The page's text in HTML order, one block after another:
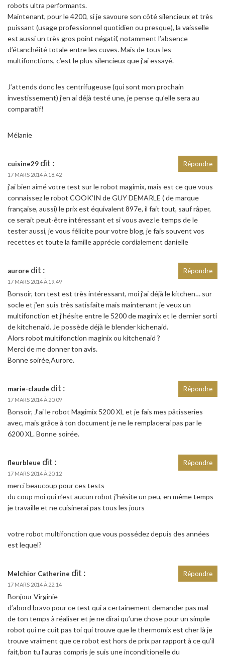
robots ultra performants.
Maintenant, pour le 4200, si je savoure son côté silencieux et très
puissant (usage professionnel quotidien ou presque), la vaisselle
est aussi un très gros point négatif, notamment l’absence
d’étanchéité totale entre les cuves. Mais de tous les
multifonctions, c’est le plus silencieux que j’ai essayé.
J’attends donc les centrifugeuse (qui sont mon prochain
investissement) j’en ai déjà testé une, je pense qu’elle sera au
comparatif!
Mélanie
cuisine29 dit :
17 MARS 2014 À 18:42
j’ai bien aimé votre test sur le robot magimix, mais est ce que vous
connaissez le robot COOK’IN de GUY DEMARLE ( de marque
française, aussi) le prix est équivalent 897e, il fait tout, sauf râper,
ce serait peut-être intéressant et si vous avez le temps de le
tester aussi, je vous félicite pour votre blog, je fais souvent vos
recettes et toute la famille apprécie cordialement danielle
Répondre
aurore dit :
17 MARS 2014 À 19:49
Bonsoir, ton test est très intéressant, moi j’ai déjà le kitchen… sur
socle et j’en suis très satisfaite mais maintenant je veux un
multifonction et j’hésite entre le 5200 de maginix et le dernier sorti
de kitchenaid. Je possède déjà le blender kichenaid.
Alors robot multifonction maginix ou kitchenaid ?
Merci de me donner ton avis.
Bonne soirée,Aurore.
Répondre
marie-claude dit :
17 MARS 2014 À 20:09
Bonsoir, J’ai le robot Magimix 5200 XL et je fais mes pâtisseries
avec, mais grâce à ton document je ne le remplacerai pas par le
6200 XL. Bonne soirée.
Répondre
fleurbleue dit :
17 MARS 2014 À 20:12
merci beaucoup pour ces tests
du coup moi qui n’est aucun robot j’hésite un peu, en même temps
je travaille et ne cuisinerai pas tous les jours
votre robot multifonction que vous possédez depuis des années
est lequel?
Répondre
Melchior Catherine dit :
17 MARS 2014 À 22:14
Bonjour Virginie
d’abord bravo pour ce test qui a certainement demander pas mal
de ton temps à réaliser et je ne dirai qu’une chose pour un simple
robot qui ne cuit pas toi qui trouve que le thermomix est cher là je
trouve vraiment que ce robot est hors de prix par rapport à ce qu’il
fait,bon tu l’auras compris je suis une inconditionelle du
Répondre